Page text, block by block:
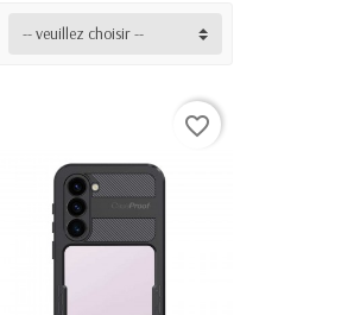
-- veuillez choisir --
favorite_border